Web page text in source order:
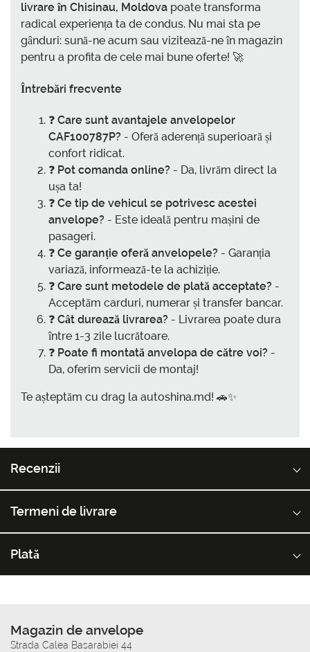
livrare în Chisinau, Moldova poate transforma
radical experiența ta de condus. Nu mai sta pe
gânduri: sună-ne acum sau vizitează-ne în magazin
pentru a profita de cele mai bune oferte! 🚀
Întrebări frecvente
❓ Care sunt avantajele anvelopelor
CAF100787P? - Oferă aderență superioară și
confort ridicat.
❓ Pot comanda online? - Da, livrăm direct la
ușa ta!
❓ Ce tip de vehicul se potrivesc acestei
anvelope? - Este ideală pentru mașini de
pasageri.
❓ Ce garanție oferă anvelopele? - Garanția
variază, informează-te la achiziție.
❓ Care sunt metodele de plată acceptate? -
Acceptăm carduri, numerar și transfer bancar.
❓ Cât durează livrarea? - Livrarea poate dura
între 1-3 zile lucrătoare.
❓ Poate fi montată anvelopa de către voi? -
Da, oferim servicii de montaj!
Te așteptăm cu drag la autoshina.md! 🚗✨
Recenzii
Termeni de livrare
Plată
Magazin de anvelope
Strada Calea Basarabiei 44